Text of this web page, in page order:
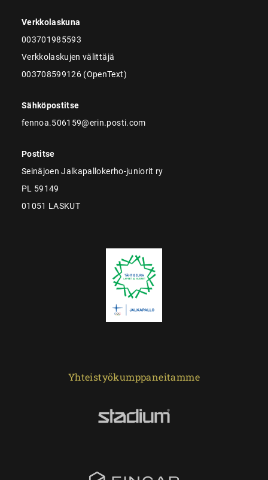
Verkkolaskuna
003701985593
Verkkolaskujen välittäjä
003708599126 (OpenText)
Sähköpostitse
fennoa.506159@erin.posti.com
Postitse
Seinäjoen Jalkapallokerho-juniorit ry
PL 59149
01051 LASKUT
Yhteistyökumppaneitamme